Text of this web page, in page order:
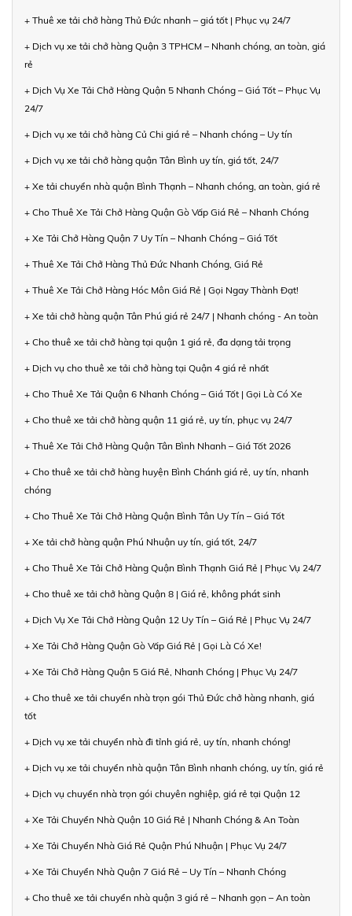
+ Thuê xe tải chở hàng Thủ Đức nhanh – giá tốt | Phục vụ 24/7
+ Dịch vụ xe tải chở hàng Quận 3 TPHCM – Nhanh chóng, an toàn, giá
rẻ
+ Dịch Vụ Xe Tải Chở Hàng Quận 5 Nhanh Chóng – Giá Tốt – Phục Vụ
24/7
+ Dịch vụ xe tải chở hàng Củ Chi giá rẻ – Nhanh chóng – Uy tín
+ Dịch vụ xe tải chở hàng quận Tân Bình uy tín, giá tốt, 24/7
+ Xe tải chuyển nhà quận Bình Thạnh – Nhanh chóng, an toàn, giá rẻ
+ Cho Thuê Xe Tải Chở Hàng Quận Gò Vấp Giá Rẻ – Nhanh Chóng
+ Xe Tải Chở Hàng Quận 7 Uy Tín – Nhanh Chóng – Giá Tốt
+ Thuê Xe Tải Chở Hàng Thủ Đức Nhanh Chóng, Giá Rẻ
+ Thuê Xe Tải Chở Hàng Hóc Môn Giá Rẻ | Gọi Ngay Thành Đạt!
+ Xe tải chở hàng quận Tân Phú giá rẻ 24/7 | Nhanh chóng - An toàn
+ Cho thuê xe tải chở hàng tại quận 1 giá rẻ, đa dạng tải trọng
+ Dịch vụ cho thuê xe tải chở hàng tại Quận 4 giá rẻ nhất
+ Cho Thuê Xe Tải Quận 6 Nhanh Chóng – Giá Tốt | Gọi Là Có Xe
+ Cho thuê xe tải chở hàng quận 11 giá rẻ, uy tín, phục vụ 24/7
+ Thuê Xe Tải Chở Hàng Quận Tân Bình Nhanh – Giá Tốt 2026
+ Cho thuê xe tải chở hàng huyện Bình Chánh giá rẻ, uy tín, nhanh
chóng
+ Cho Thuê Xe Tải Chở Hàng Quận Bình Tân Uy Tín – Giá Tốt
+ Xe tải chở hàng quận Phú Nhuận uy tín, giá tốt, 24/7
+ Cho Thuê Xe Tải Chở Hàng Quận Bình Thạnh Giá Rẻ | Phục Vụ 24/7
+ Cho thuê xe tải chở hàng Quận 8 | Giá rẻ, không phát sinh
+ Dịch Vụ Xe Tải Chở Hàng Quận 12 Uy Tín – Giá Rẻ | Phục Vụ 24/7
+ Xe Tải Chở Hàng Quận Gò Vấp Giá Rẻ | Gọi Là Có Xe!
+ Xe Tải Chở Hàng Quận 5 Giá Rẻ, Nhanh Chóng | Phục Vụ 24/7
+ Cho thuê xe tải chuyển nhà trọn gói Thủ Đức chở hàng nhanh, giá
tốt
+ Dịch vụ xe tải chuyển nhà đi tỉnh giá rẻ, uy tín, nhanh chóng!
+ Dịch vụ xe tải chuyển nhà quận Tân Bình nhanh chóng, uy tín, giá rẻ
+ Dịch vụ chuyển nhà trọn gói chuyên nghiệp, giá rẻ tại Quận 12
+ Xe Tải Chuyển Nhà Quận 10 Giá Rẻ | Nhanh Chóng & An Toàn
+ Xe Tải Chuyển Nhà Giá Rẻ Quận Phú Nhuận | Phục Vụ 24/7
+ Xe Tải Chuyển Nhà Quận 7 Giá Rẻ – Uy Tín – Nhanh Chóng
+ Cho thuê xe tải chuyển nhà quận 3 giá rẻ – Nhanh gọn – An toàn